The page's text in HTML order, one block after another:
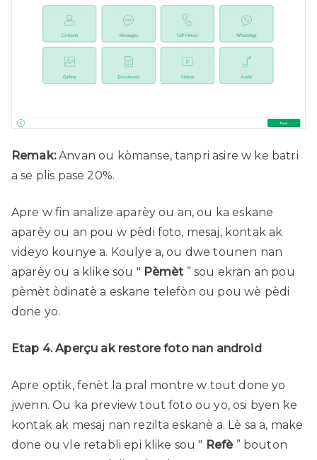
Remak:Anvan ou kòmanse, tanpri asire w ke batri
a se plis pase 20%.
Apre w fin analize aparèy ou an, ou ka eskane
aparèy ou an pou w pèdi foto, mesaj, kontak ak
videyo kounye a. Koulye a, ou dwe tounen nan
aparèy ou a klike sou " Pèmèt ” sou ekran an pou
pèmèt òdinatè a eskane telefòn ou pou wè pèdi
done yo.
Etap 4. Aperçu ak restore foto nan android
Apre optik, fenèt la pral montre w tout done yo
jwenn. Ou ka preview tout foto ou yo, osi byen ke
kontak ak mesaj nan rezilta eskanè a. Lè sa a, make
done ou vle retabli epi klike sou " Refè” bouton